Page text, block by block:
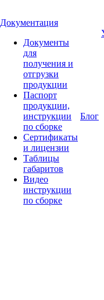
Документация
Документы
для
получения и
отгрузки
продукции
Паспорт
продукции,
инструкции
по сборке
Сертификаты
и лицензии
Таблицы
габаритов
Видео
инструкции
по сборке
Блог